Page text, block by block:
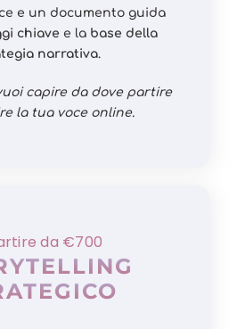
e un documento guida
chiave e la base della
narrativa.
capire da dove partire
la tua voce online.
da €700